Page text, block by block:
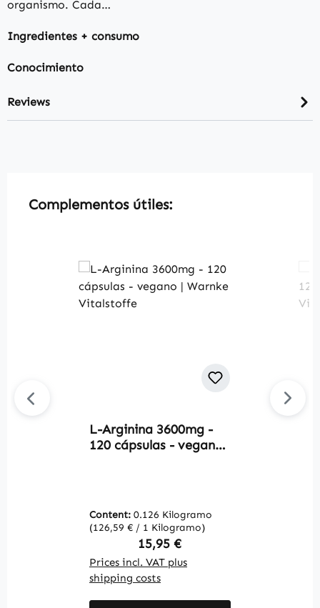
organismo. Cada…
Ingredientes + consumo
Conocimiento
Reviews
Skip product gallery
Complementos útiles:
L-Arginina 3600mg -
120 cápsulas - vegano |
Content: 0.126 Kilogramo
(126,59 € / 1 Kilogramo)
Regular price:
15,95 €
Prices incl. VAT plus
shipping costs